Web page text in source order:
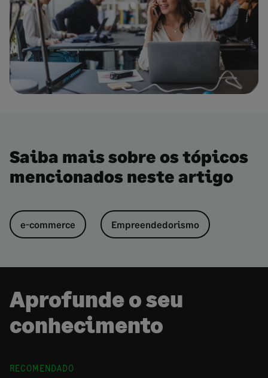
Saiba mais sobre os tópicos
mencionados neste artigo
e-commerce Empreendedorismo
Aprofunde o seu
conhecimento
RECOMENDADO